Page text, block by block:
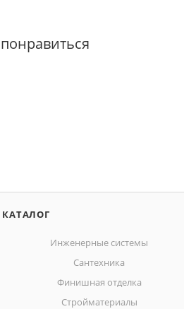
КАТАЛОГ
Инженерные системы
Сантехника
Финишная отделка
Стройматериалы